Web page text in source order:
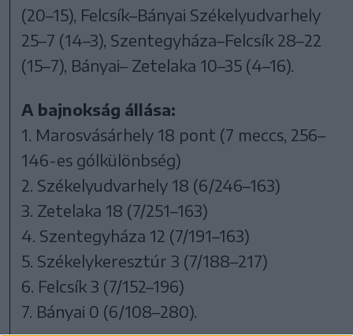
(20–15), Felcsík–Bányai Székelyudvarhely
25–7 (14–3), Szentegyháza–Felcsík 28–22
(15–7), Bányai– Zetelaka 10–35 (4–16).
A bajnokság állása:
1. Marosvásárhely 18 pont (7 meccs, 256–
146-es gólkülönbség)
2. Székelyudvarhely 18 (6/246–163)
3. Zetelaka 18 (7/251–163)
4. Szentegyháza 12 (7/191–163)
5. Székelykeresztúr 3 (7/188–217)
6. Felcsík 3 (7/152–196)
7. Bányai 0 (6/108–280).